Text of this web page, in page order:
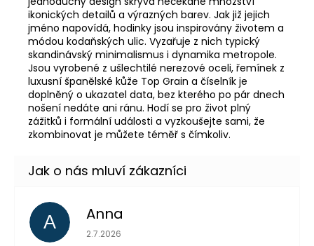
ikonických detailů a výrazných barev. Jak již jejich
jméno napovídá, hodinky jsou inspirovány životem a
módou kodaňských ulic. Vyzařuje z nich typický
skandinávský minimalismus i dynamika metropole.
Jsou vyrobené z ušlechtilé nerezové oceli, řemínek z
luxusní španělské kůže Top Grain a číselník je
doplněný o ukazatel data, bez kterého po pár dnech
nošení nedáte ani ránu. Hodí se pro život plný
zážitků i formální události a vyzkoušejte sami, že
zkombinovat je můžete téměř s čímkoliv.
A Anna
Hodnocení obchodu je 5 z 5 hvězdiček.
2.7.2026